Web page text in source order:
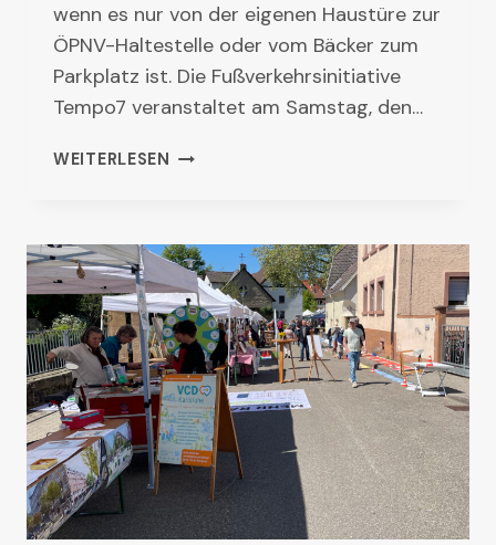
wenn es nur von der eigenen Haustüre zur
ÖPNV-Haltestelle oder vom Bäcker zum
Parkplatz ist. Die Fußverkehrsinitiative
Tempo7 veranstaltet am Samstag, den…
WEITERLESEN STADTTEILSPAZIERGANG
WO
GEHT
MAN
BESSER?